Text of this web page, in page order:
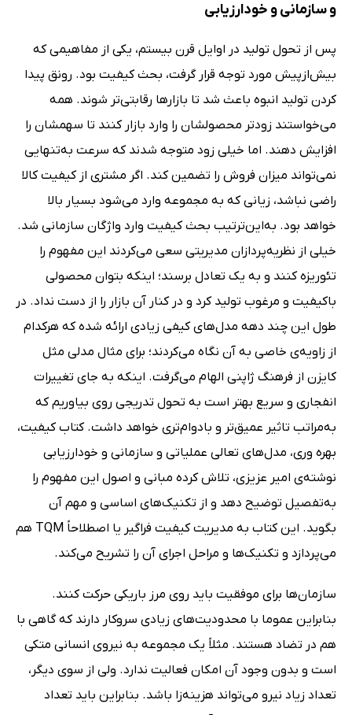
و سازمانی و خودارزیابی
پس از تحول تولید در اوایل قرن بیستم، یکی از مفاهیمی که
بیش‌ازپیش مورد توجه قرار گرفت، بحث کیفیت بود. رونق پیدا
کردن تولید انبوه باعث شد تا بازارها رقابتی‌تر شوند. همه
می‌خواستند زودتر محصولشان را وارد بازار کنند تا سهمشان را
افزایش دهند. اما خیلی زود متوجه شدند که سرعت به‌تنهایی
نمی‌تواند میزان فروش را تضمین کند. اگر مشتری از کیفیت کالا
راضی نباشد، زیانی که به مجموعه وارد می‌شود بسیار بالا
خواهد بود. به‌این‌ترتیب بحث کیفیت وارد واژگان سازمانی شد.
خیلی از نظریه‌پردازان مدیریتی سعی می‌کردند این مفهوم را
تئوریزه کنند و به یک تعادل برسند؛ اینکه بتوان محصولی
باکیفیت و مرغوب تولید کرد و در کنار آن بازار را از دست نداد. در
طول این چند دهه مدل‌های کیفی زیادی ارائه شده که هرکدام
از زاویه‌ی خاصی به آن نگاه می‌کردند؛ برای مثال مدلی مثل
کایزن از فرهنگ ژاپنی الهام می‌گرفت. اینکه به جای تغییرات
انفجاری و سریع بهتر است به تحول تدریجی روی بیاوریم که
به‌مراتب تاثیر عمیق‌تر و بادوام‌تری خواهد داشت. کتاب کیفیت،
بهره وری، مدل‌های تعالی عملیاتی و سازمانی و خودارزیابی
نوشته‌ی امیر عزیزی، تلاش کرده مبانی و اصول این مفهوم را
به‌تفصیل توضیح دهد و از تکنیک‌های اساسی و مهم آن
بگوید. این کتاب به مدیریت کیفیت فراگیر یا اصطلاحاً TQM هم
می‌پردازد و تکنیک‌ها و مراحل اجرای آن را تشریح می‌کند.
سازمان‌ها برای موفقیت باید روی مرز باریکی حرکت کنند.
بنابراین عموما با محدودیت‌های زیادی سروکار دارند که گاهی با
هم در تضاد هستند. مثلاً یک مجموعه به نیروی انسانی متکی
است و بدون وجود آن امکان فعالیت ندارد. ولی از سوی دیگر،
تعداد زیاد نیرو می‌تواند هزینه‌زا باشد. بنابراین باید تعداد